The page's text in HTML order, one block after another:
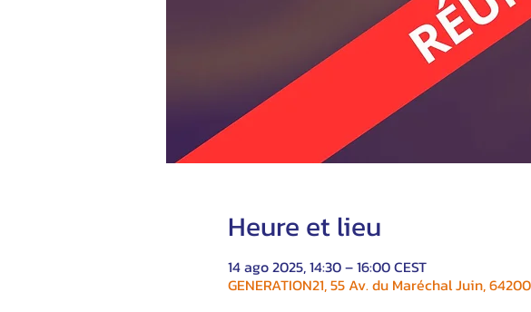
Heure et lieu
14 ago 2025, 14:30 – 16:00 CEST
GENERATION21, 55 Av. du Maréchal Juin,